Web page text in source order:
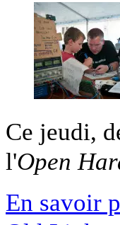
Ce jeudi,
l'Open
En savoir